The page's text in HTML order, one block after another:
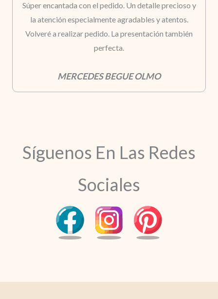
Súper encantada con el pedido. Un detalle precioso y
la atención especialmente agradables y atentos.
Volveré a realizar pedido. La presentación también
perfecta.
MERCEDES BEGUE OLMO
Síguenos En Las Redes
Sociales